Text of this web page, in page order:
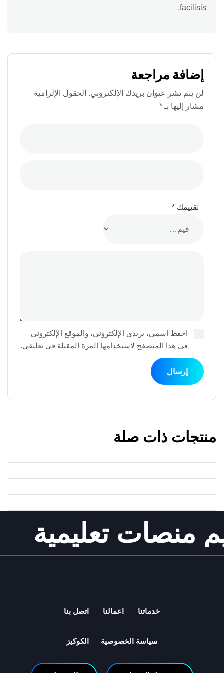
facilisis.
إضافة مراجعة
لن يتم نشر عنوان بريدك الإلكتروني. الحقول الإلزامية
مشار إليها بـ *
احفظ اسمي، بريدي الإلكتروني، والموقع الإلكتروني
في هذا المتصفح لاستخدامها المرة المقبلة في تعليقي.
تقييمك *
منتجات ذات صلة
منصات تعليمية
خدماتنا اعمالنا اتصل بنا
سياسة الخصوصية الكوكيز